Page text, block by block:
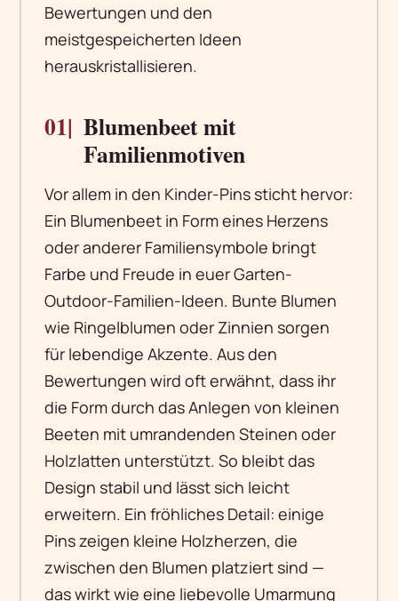
Bewertungen und den
meistgespeicherten Ideen
herauskristallisieren.
01| Blumenbeet mit
Familienmotiven
Vor allem in den Kinder-Pins sticht hervor:
Ein Blumenbeet in Form eines Herzens
oder anderer Familiensymbole bringt
Farbe und Freude in euer Garten-
Outdoor-Familien-Ideen. Bunte Blumen
wie Ringelblumen oder Zinnien sorgen
für lebendige Akzente. Aus den
Bewertungen wird oft erwähnt, dass ihr
die Form durch das Anlegen von kleinen
Beeten mit umrandenden Steinen oder
Holzlatten unterstützt. So bleibt das
Design stabil und lässt sich leicht
erweitern. Ein fröhliches Detail: einige
Pins zeigen kleine Holzherzen, die
zwischen den Blumen platziert sind —
das wirkt wie eine liebevolle Umarmung